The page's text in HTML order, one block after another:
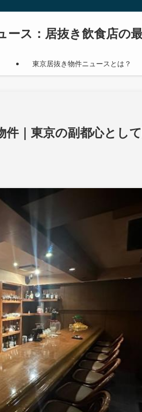
ース：居抜き飲食店の
東京居抜き物件ニュースとは？
｜東京の副都心とし